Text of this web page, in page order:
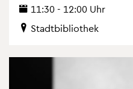
11:30 - 12:00 Uhr
Stadt­bi­blio­thek